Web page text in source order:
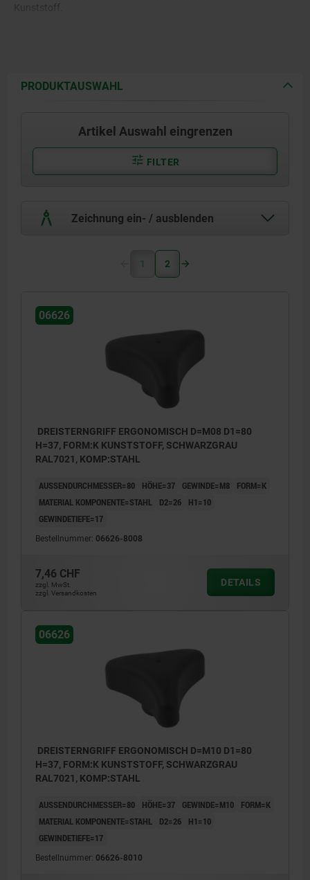
Stahl Festigkeitsklasse 5.8 oder
PRODUKTAUSWAHL
Artikel Auswahl eingrenzen
FILTER
Zeichnung ein- / ausblenden
1 2
06626
DREISTERNGRIFF ERGONOMISCH D=M08 D1=80
H=37, FORM:K KUNSTSTOFF, SCHWARZGRAU
RAL7021, KOMP:STAHL
AUSSENDURCHMESSER=80 HÖHE=37 GEWINDE=M8
FORM=K
MATERIAL KOMPONENTE=STAHL
D2=26
H1=10
GEWINDETIEFE=17
Bestellnummer: 06626-8008
7,46 CHF
zzgl. MwSt.
zzgl. Versandkosten
DETAILS
06626
DREISTERNGRIFF ERGONOMISCH D=M10 D1=80
H=37, FORM:K KUNSTSTOFF, SCHWARZGRAU
RAL7021, KOMP:STAHL
AUSSENDURCHMESSER=80 HÖHE=37 GEWINDE=M10
FORM=K
MATERIAL KOMPONENTE=STAHL
D2=26
H1=10
GEWINDETIEFE=17
Bestellnummer: 06626-8010